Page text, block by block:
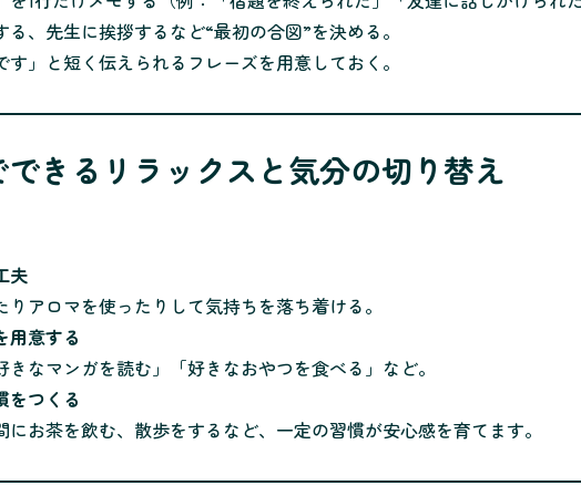
る、先生に挨拶するなど“最初の合図”を決める。
す」と短く伝えられるフレーズを用意しておく。
できるリラックスと気分の切り替え
夫
アロマを使ったりして気持ちを落ち着ける。
用意する
なマンガを読む」「好きなおやつを食べる」など。
をつくる
お茶を飲む、散歩をするなど、一定の習慣が安心感を育てます。